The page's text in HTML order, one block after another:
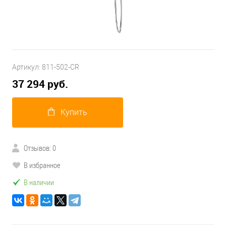
Артикул: 811-502-CR
37 294 руб.
Купить
Отзывов: 0
В избранное
В наличии